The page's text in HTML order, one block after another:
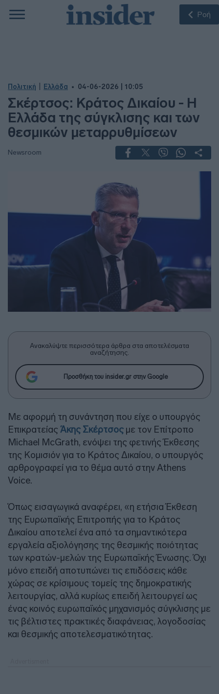
Ροή
Πολιτική Ελλάδα 04-06-2026 | 10:05
Σκέρτσος: Κράτος Δικαίου - Η
Ελλάδα της σύγκλισης και των
θεσμικών μεταρρυθμίσεων
Newsroom
Ανακαλύψτε περισσότερα άρθρα στα αποτελέσματα
αναζήτησης.
Προσθήκη του insider.gr στην Google
Με αφορμή τη συνάντηση που είχε ο υπουργός
Επικρατείας Άκης Σκέρτσος με τον Επίτροπο
Michael McGrath, ενόψει της φετινής Έκθεσης
της Κομισιόν για το Κράτος Δικαίου, ο υπουργός
αρθρογραφεί για το θέμα αυτό στην Athens
Voice.
Όπως εισαγωγικά αναφέρει, «η ετήσια Έκθεση
της Ευρωπαϊκής Επιτροπής για το Κράτος
Δικαίου αποτελεί ένα από τα σημαντικότερα
εργαλεία αξιολόγησης της θεσμικής ποιότητας
των κρατών-μελών της Ευρωπαϊκής Ένωσης. Όχι
μόνο επειδή αποτυπώνει τις επιδόσεις κάθε
χώρας σε κρίσιμους τομείς της δημοκρατικής
λειτουργίας, αλλά κυρίως επειδή λειτουργεί ως
ένας κοινός ευρωπαϊκός μηχανισμός σύγκλισης με
τις βέλτιστες πρακτικές διαφάνειας, λογοδοσίας
και θεσμικής αποτελεσματικότητας.